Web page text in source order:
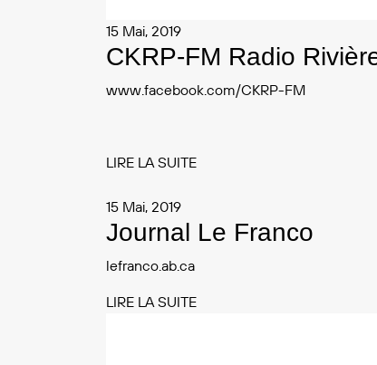
15 Mai, 2019
CKRP-FM Radio
www.facebook.com/CKRP-FM
LIRE LA SUITE
15 Mai, 2019
Journal Le Franco
lefranco.ab.ca
LIRE LA SUITE